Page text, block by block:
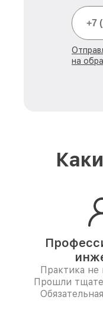
на
Практика не
Прошли